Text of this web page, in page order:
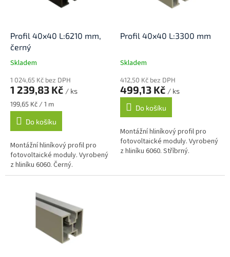
Profil 40x40 L:6210 mm,
černý
Skladem
1 024,65 Kč bez DPH
1 239,83 Kč / ks
Měrná
cena:
199,65 Kč / 1 m
Do košíku
Montážní hliníkový profil pro
fotovoltaické moduly. Vyrobený
z hliníku 6060. Černý.
Profil 40x40 L:3300 mm
Skladem
412,50 Kč bez DPH
499,13 Kč / ks
Do košíku
Montážní hliníkový profil pro
fotovoltaické moduly. Vyrobený
z hliníku 6060. Stříbrný.